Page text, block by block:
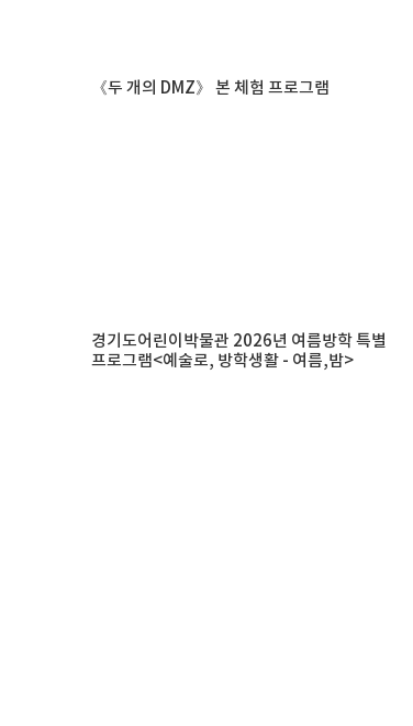
《두 개의 DMZ》 본 체험 프로그램
경기도어린이박물관 2026년 여름방학 특별
프로그램<예술로, 방학생활 - 여름,밤>